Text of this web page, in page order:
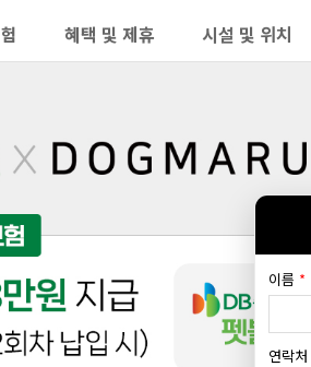
혜택 및 제휴 시설 및 위치
이름 *
연락처